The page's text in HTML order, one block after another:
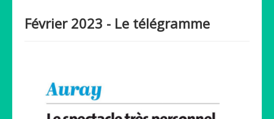
Février 2023 - Le télégramme